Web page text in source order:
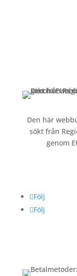
Den här
sökt från
genom
Följ
Följ